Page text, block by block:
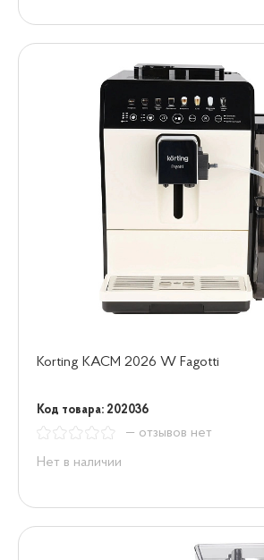
Korting KACM 2026 W Fagotti
Код товара: 202036
— отзывов нет
Нет в наличии